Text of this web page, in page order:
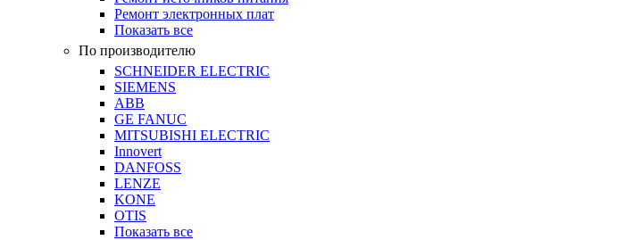
Ремонт электронных плат
Показать все
По производителю
SCHNEIDER ELECTRIC
SIEMENS
ABB
GE FANUC
MITSUBISHI ELECTRIC
Innovert
DANFOSS
LENZE
KONE
OTIS
Показать все